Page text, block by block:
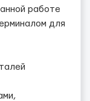
работе
для